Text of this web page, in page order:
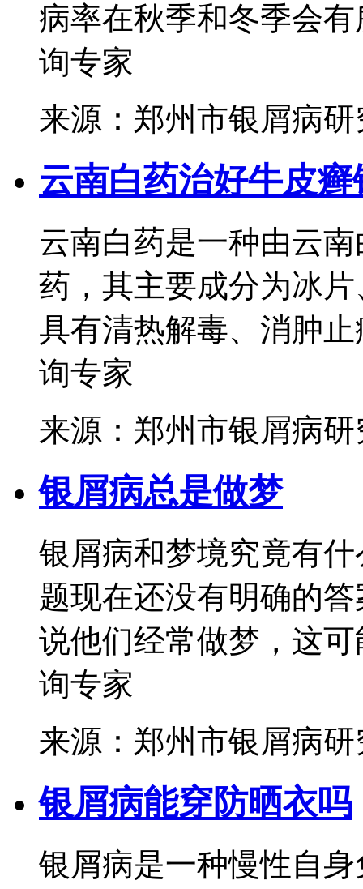
病率在秋季和冬季会
询专家
来源：郑州市银屑病
云南白药治好牛皮癣
云南白药是一种由云
药，其主要成分为冰
具有清热解毒、消肿
询专家
来源：郑州市银屑病
银屑病总是做梦
银屑病和梦境究竟有
题现在还没有明确的
说他们经常做梦，这
询专家
来源：郑州市银屑病
银屑病能穿防晒衣吗
银屑病是一种慢性自